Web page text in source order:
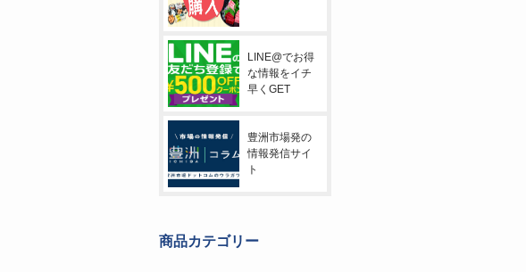
LINE@でお得
な情報をイチ
早くGET
豊洲市場発の
情報発信サイ
ト
商品カテゴリー